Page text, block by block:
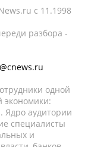
c 11.1998
разбора -
одной
экономики:
Ядро аудитории
специалисты
и